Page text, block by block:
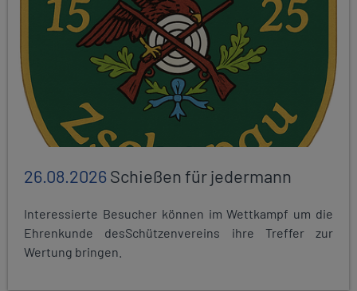
26.08.2026Schießen für jedermann
Interessierte Besucher können im Wettkampf um die
Ehrenkunde desSchützenvereins ihre Treffer zur
Wertung bringen.